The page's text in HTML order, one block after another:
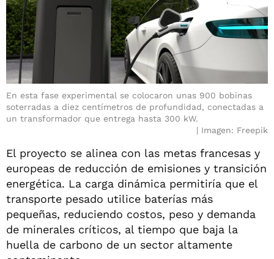
En esta fase experimental se colocaron unas 900 bobinas
soterradas a diez centímetros de profundidad, conectadas a
un transformador que entrega hasta 300 kW.
Imagen: Freepik
El proyecto se alinea con las metas francesas y
europeas de reducción de emisiones y transición
energética. La carga dinámica permitiría que el
transporte pesado utilice baterías más
pequeñas, reduciendo costos, peso y demanda
de minerales críticos, al tiempo que baja la
huella de carbono de un sector altamente